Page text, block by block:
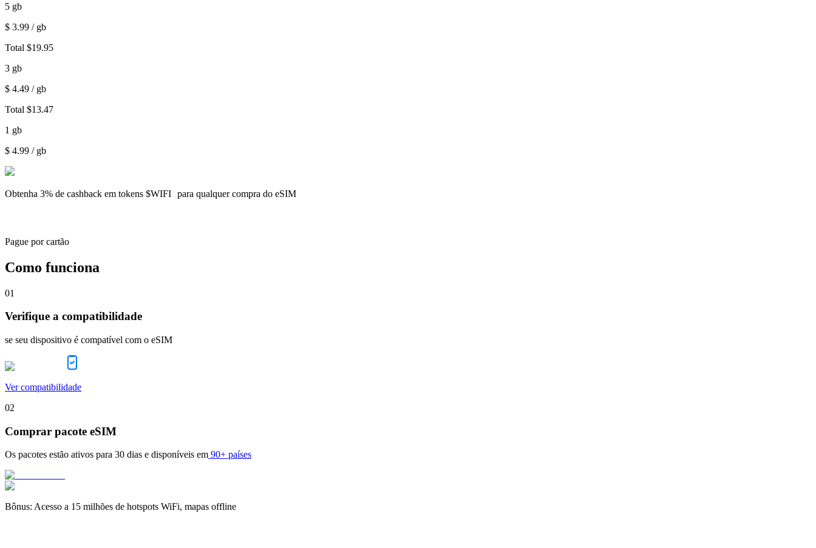
5 gb
$ 3.99 / gb
Total $19.95
3 gb
$ 4.49 / gb
Total $13.47
1 gb
$ 4.99 / gb
Obtenha 3% de cashback em tokens $WIFI para qualquer compra do eSIM
Pague por cartão
Como funciona
01
Verifique a compatibilidade
se seu dispositivo é compatível com o eSIM
Ver compatibilidade
02
Comprar pacote eSIM
Os pacotes estão ativos para 30 dias e disponíveis em 90+ países
Bônus: Acesso a 15 milhões de hotspots WiFi, mapas offline